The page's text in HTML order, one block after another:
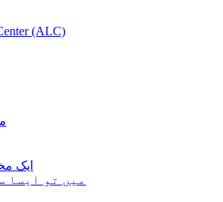
(ALC)
ایک
میں تو ایسا